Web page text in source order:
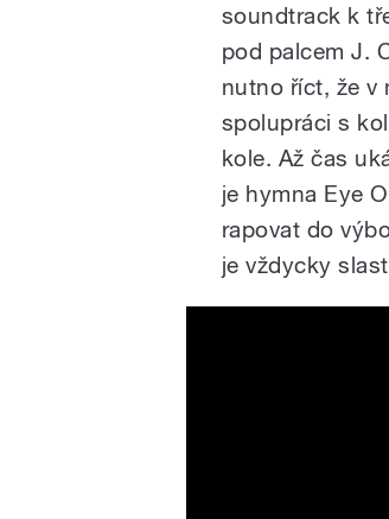
soundtrack k
pod palcem J.
nutno říct, že v
spolupráci s
kole. Až čas
je hymna Eye
rapovat do
je vždycky